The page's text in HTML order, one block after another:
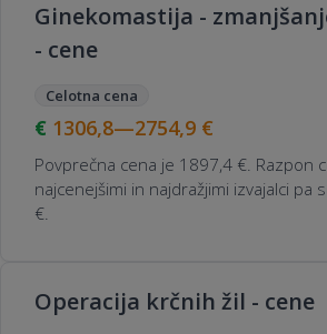
Ginekomastija -
- cene
Celotna cena
1306,8—2754,9 €
Povprečna cena je 1897,4 €. Razpon
najcenejšimi in najdražjimi izvajalci pa
€.
Operacija krčnih žil - cene